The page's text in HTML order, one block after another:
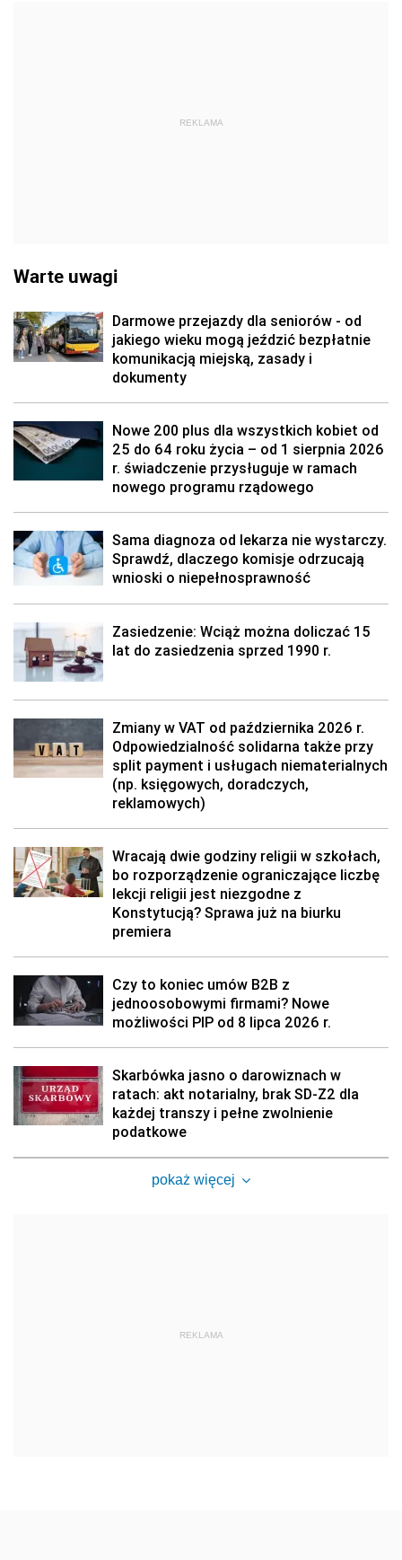
REKLAMA
Warte uwagi
Darmowe przejazdy dla seniorów - od
jakiego wieku mogą jeździć bezpłatnie
komunikacją miejską, zasady i
dokumenty
Nowe 200 plus dla wszystkich kobiet od
25 do 64 roku życia – od 1 sierpnia 2026
r. świadczenie przysługuje w ramach
nowego programu rządowego
Sama diagnoza od lekarza nie wystarczy.
Sprawdź, dlaczego komisje odrzucają
wnioski o niepełnosprawność
Zasiedzenie: Wciąż można doliczać 15
lat do zasiedzenia sprzed 1990 r.
Zmiany w VAT od października 2026 r.
Odpowiedzialność solidarna także przy
split payment i usługach niematerialnych
(np. księgowych, doradczych,
reklamowych)
Wracają dwie godziny religii w szkołach,
bo rozporządzenie ograniczające liczbę
lekcji religii jest niezgodne z
Konstytucją? Sprawa już na biurku
premiera
Czy to koniec umów B2B z
jednoosobowymi firmami? Nowe
możliwości PIP od 8 lipca 2026 r.
Skarbówka jasno o darowiznach w
ratach: akt notarialny, brak SD-Z2 dla
każdej transzy i pełne zwolnienie
podatkowe
pokaż więcej
REKLAMA